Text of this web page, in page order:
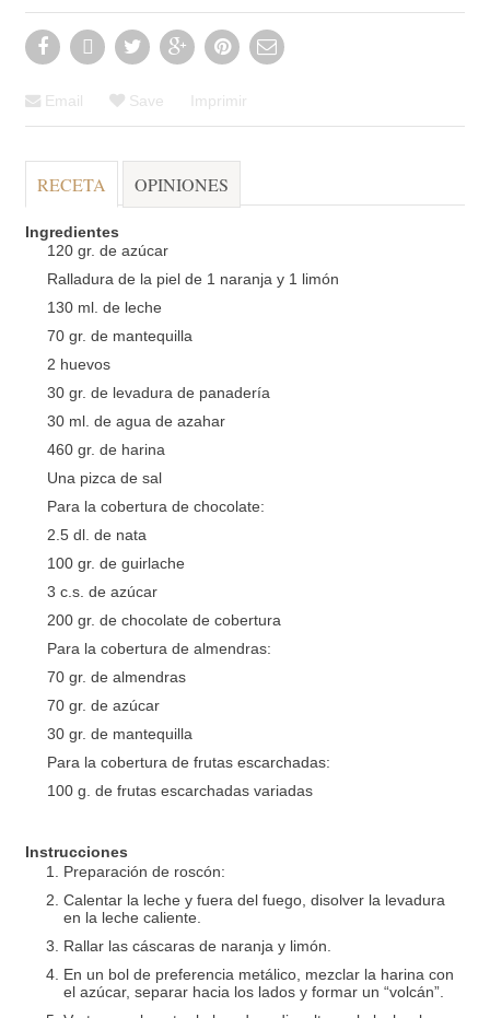
Email Save Imprimir
RECETA OPINIONES
Ingredientes
120 gr. de azúcar
Ralladura de la piel de 1 naranja y 1 limón
130 ml. de leche
70 gr. de mantequilla
2 huevos
30 gr. de levadura de panadería
30 ml. de agua de azahar
460 gr. de harina
Una pizca de sal
Para la cobertura de chocolate:
2.5 dl. de nata
100 gr. de guirlache
3 c.s. de azúcar
200 gr. de chocolate de cobertura
Para la cobertura de almendras:
70 gr. de almendras
70 gr. de azúcar
30 gr. de mantequilla
Para la cobertura de frutas escarchadas:
100 g. de frutas escarchadas variadas
Instrucciones
Preparación de roscón:
Calentar la leche y fuera del fuego, disolver la levadura
en la leche caliente.
Rallar las cáscaras de naranja y limón.
En un bol de preferencia metálico, mezclar la harina con
el azúcar, separar hacia los lados y formar un “volcán”.